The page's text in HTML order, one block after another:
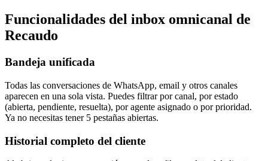
Funcionalidades del inbox omnicanal de
Recaudo
Bandeja unificada
Todas las conversaciones de WhatsApp, email y otros canales
aparecen en una sola vista. Puedes filtrar por canal, por estado
(abierta, pendiente, resuelta), por agente asignado o por prioridad.
Ya no necesitas tener 5 pestañas abiertas.
Historial completo del cliente